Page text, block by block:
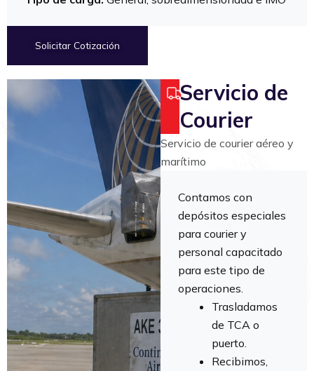
Solicitar Cotización
Servicio de
Courier
Servicio de courier aéreo y
marítimo
Contamos con
depósitos especiales
para courier y
personal capacitado
para este tipo de
operaciones.
Trasladamos
de TCA o
puerto.
Recibimos,